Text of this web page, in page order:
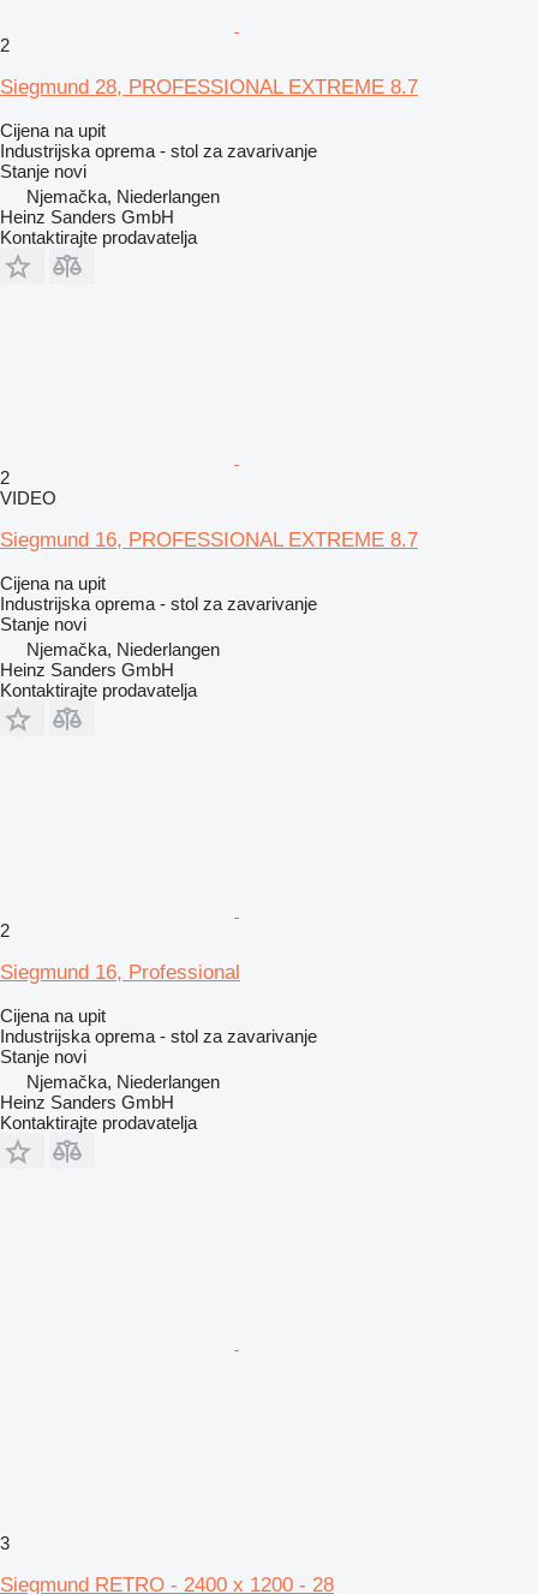
2
Siegmund 28, PROFESSIONAL EXTREME 8.7
Cijena na upit
Industrijska oprema - stol za zavarivanje
Stanje novi
Njemačka, Niederlangen
Heinz Sanders GmbH
Kontaktirajte prodavatelja
2
VIDEO
Siegmund 16, PROFESSIONAL EXTREME 8.7
Cijena na upit
Industrijska oprema - stol za zavarivanje
Stanje novi
Njemačka, Niederlangen
Heinz Sanders GmbH
Kontaktirajte prodavatelja
2
Siegmund 16, Professional
Cijena na upit
Industrijska oprema - stol za zavarivanje
Stanje novi
Njemačka, Niederlangen
Heinz Sanders GmbH
Kontaktirajte prodavatelja
3
Siegmund RETRO - 2400 x 1200 - 28